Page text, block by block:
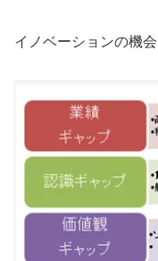
イノベーションの機